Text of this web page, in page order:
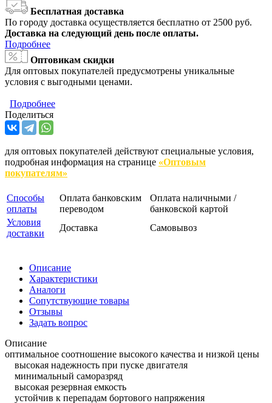
Бесплатная доставка
По городу доставка осуществляется бесплатно от 2500 руб.
Доставка на следующий день после оплаты.
Подробнее
Оптовикам скидки
Для оптовых покупателей предусмотрены уникальные
условия с выгодными ценами.
Подробнее
Поделиться
для оптовых покупателей действуют специальные условия,
подробная информация на странице «Оптовым
покупателям»
Способы
оплаты
Оплата банковским
переводом
Оплата наличными /
банковской картой
Условия
доставки
Доставка Самовывоз
Описание
Характеристики
Аналоги
Сопутствующие товары
Отзывы
Задать вопрос
Описание
оптимальное соотношение высокого качества и низкой цены
высокая надежность при пуске двигателя
минимальный саморазряд
высокая резервная емкость
устойчив к перепадам бортового напряжения